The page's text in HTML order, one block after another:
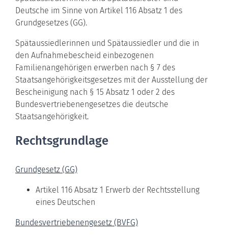
Deutsche im Sinne von Artikel 116 Absatz 1 des
Grundgesetzes (GG).
Spätaussiedlerinnen und Spätaussiedler und die in
den Aufnahmebescheid einbezogenen
Familienangehörigen erwerben nach § 7 des
Staatsangehörigkeitsgesetzes mit der Ausstellung der
Bescheinigung nach § 15 Absatz 1 oder 2 des
Bundesvertriebenengesetzes die deutsche
Staatsangehörigkeit.
Rechtsgrundlage
Grundgesetz (GG)
Artikel 116 Absatz 1 Erwerb der Rechtsstellung
eines Deutschen
Bundesvertriebenengesetz (BVFG)